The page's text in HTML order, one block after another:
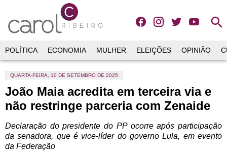
search
POLÍTICA ECONOMIA MULHER ELEIÇÕES OPINIÃO
QUARTA-FEIRA, 10 DE SETEMBRO DE 2025
João Maia acredita em terceira via e
não restringe parceria com Zenaide
Declaração do presidente do PP ocorre após participação
da senadora, que é vice-líder do governo Lula, em evento
da Federação